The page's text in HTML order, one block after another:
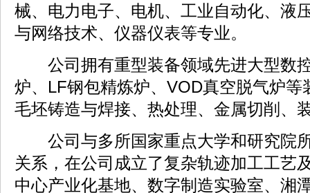
械、电力电子、电机、工业自动化、液
与网络技术、仪器仪表等专业。
公司拥有重型装备领域先进大型数
炉、LF钢包精炼炉、VOD真空脱气炉等
毛坯铸造与焊接、热处理、金属切削、
公司与多所国家重点大学和研究院
关系，在公司成立了复杂轨迹加工工艺
中心产业化基地、数字制造实验室、湘